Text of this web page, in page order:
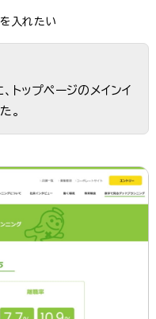
入れたい
トップページのメインイ
。